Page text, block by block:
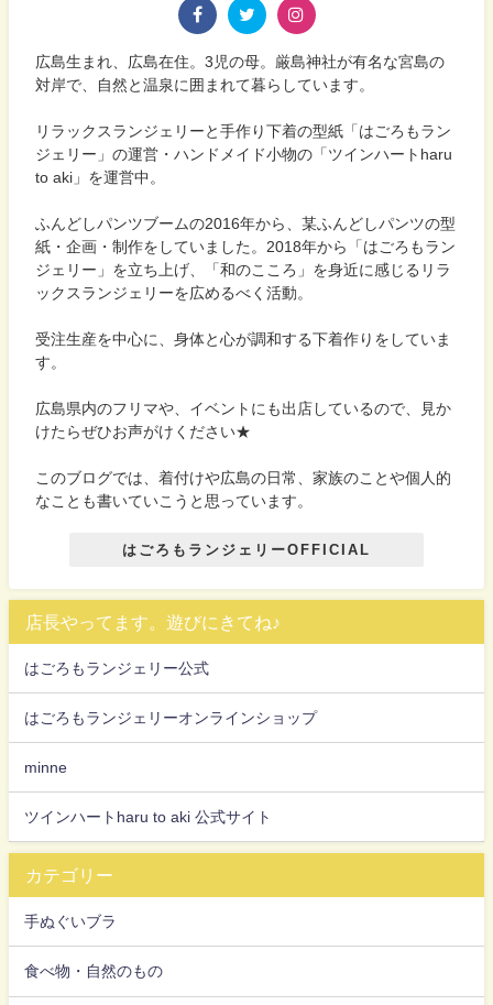
広島生まれ、広島在住。3児の母。厳島神社が有名な宮島の
対岸で、自然と温泉に囲まれて暮らしています。
リラックスランジェリーと手作り下着の型紙「はごろもラン
ジェリー」の運営・ハンドメイド小物の「ツインハートharu
to aki」を運営中。
ふんどしパンツブームの2016年から、某ふんどしパンツの型
紙・企画・制作をしていました。2018年から「はごろもラン
ジェリー」を立ち上げ、「和のこころ」を身近に感じるリラ
ックスランジェリーを広めるべく活動。
受注生産を中心に、身体と心が調和する下着作りをしていま
す。
広島県内のフリマや、イベントにも出店しているので、見か
けたらぜひお声がけください★
このブログでは、着付けや広島の日常、家族のことや個人的
なことも書いていこうと思っています。
はごろもランジェリーOFFICIAL
店長やってます。遊びにきてね♪
はごろもランジェリー公式
はごろもランジェリーオンラインショップ
minne
ツインハートharu to aki 公式サイト
カテゴリー
手ぬぐいブラ
食べ物・自然のもの